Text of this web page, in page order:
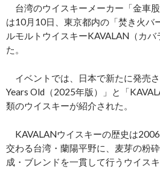
台湾のウイスキーメーカー「金車股
は10月10日、東京都内の「焚き火バ
ルモルトウイスキーKAVALAN（カ
た。
イベントでは、日本で新たに発売
Years Old（2025年版）」と「
類のウイスキーが紹介された。
KAVALANウイスキーの歴史は
交わる台湾・蘭陽平野に、麦芽の粉
成・ブレンドを一貫して行うウイス